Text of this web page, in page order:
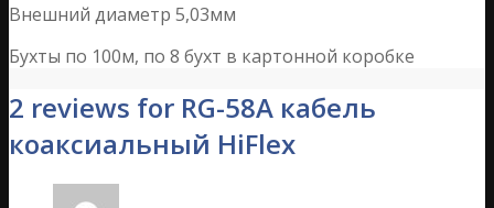
Внешний диаметр 5,03мм
Бухты по 100м, по 8 бухт в картонной коробке
2 reviews for RG-58A кабель
коаксиальный HiFlex